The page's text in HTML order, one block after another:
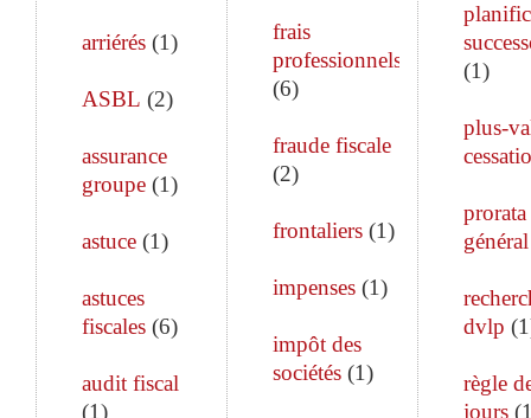
arriérés (1)
ASBL (2)
assurance
groupe (1)
astuce (1)
astuces
fiscales (6)
audit fiscal
(1)
frais
professionnels
(6)
fraude fiscale
(2)
frontaliers(1)
impenses(1)
impôt des
sociétés(1)
(1)
plus-
prorata
général
dvlp (1
règle
jours(